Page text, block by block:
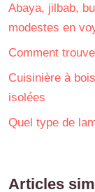
Abaya, jilbab,
modestes en
Comment
Cuisinière à
isolées
Quel type de
Articles